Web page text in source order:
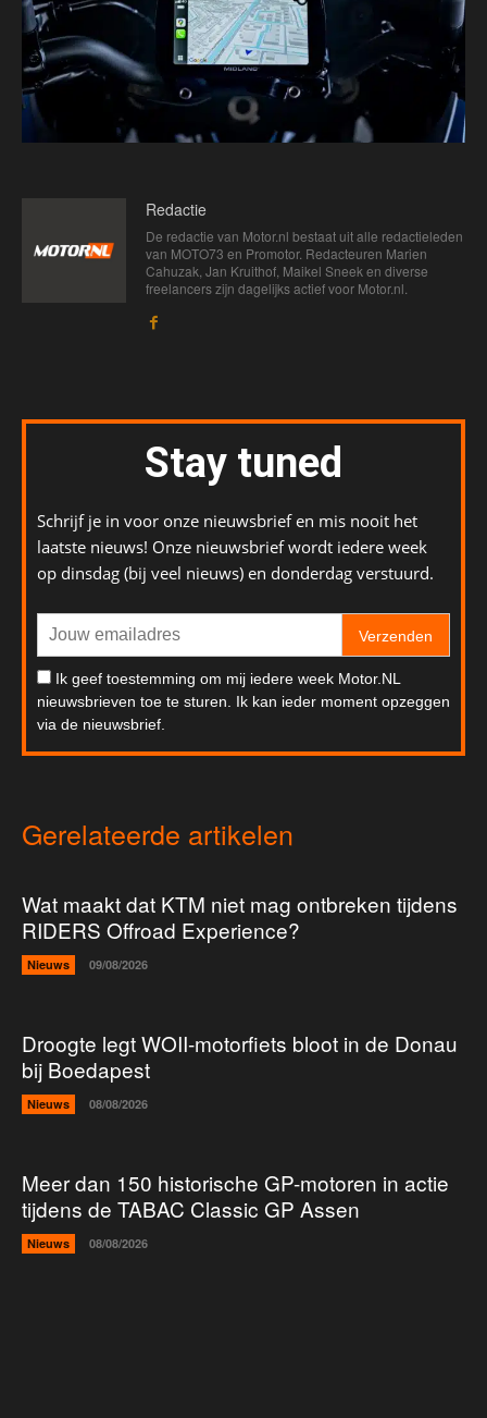
Redactie
De redactie van Motor.nl bestaat uit alle redactieleden
van MOTO73 en Promotor. Redacteuren Marien
Cahuzak, Jan Kruithof, Maikel Sneek en diverse
freelancers zijn dagelijks actief voor Motor.nl.
Stay tuned
Schrijf je in voor onze nieuwsbrief en mis nooit het
laatste nieuws! Onze nieuwsbrief wordt iedere week
op dinsdag (bij veel nieuws) en donderdag verstuurd.
Verzenden
Ik geef toestemming om mij iedere week Motor.NL
nieuwsbrieven toe te sturen. Ik kan ieder moment opzeggen
via de nieuwsbrief.
Gerelateerde artikelen
Wat maakt dat KTM niet mag ontbreken tijdens
RIDERS Offroad Experience?
Nieuws 09/08/2026
Droogte legt WOII-motorfiets bloot in de Donau
bij Boedapest
Nieuws 08/08/2026
Meer dan 150 historische GP-motoren in actie
tijdens de TABAC Classic GP Assen
Nieuws 08/08/2026